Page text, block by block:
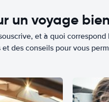
un voyage
et à quoi
des conseils pour vous